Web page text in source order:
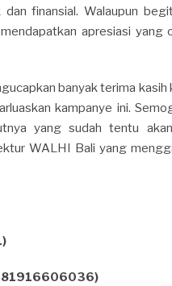
finansial. Walaupun
apresiasi yang
banyak terima
kampanye ini.
yang sudah tentu
WALHI Bali yang